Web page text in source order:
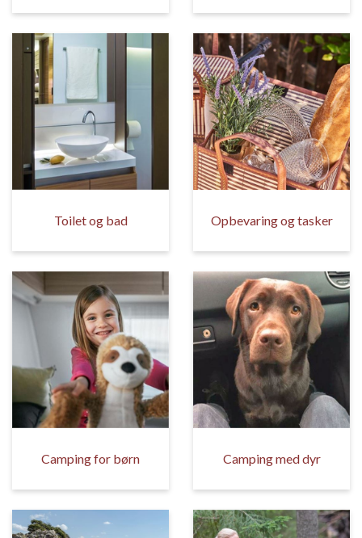
Toilet og bad Opbevaring og tasker
Camping for børn Camping med dyr